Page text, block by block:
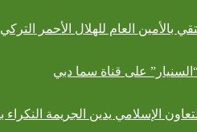
بالأمين العام للهلال الأحمر التركي
على قناة سما دبي